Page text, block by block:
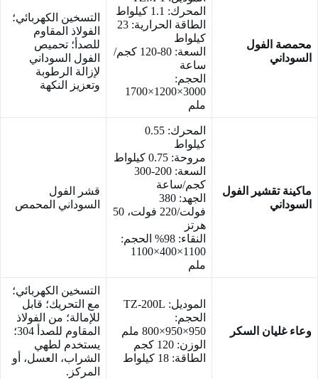
محمصة الفول
السوداني
المحرك: 1.1 كيلواط
الطاقة الحرارية: 23
كيلواط
السعة: 80-120 كجم/
ساعة
الحجم:
3000×1200×1700
ملم
التسخين الكهربائي؛
الفولاذ المقاوم
للصدأ؛ تحميص
الفول السوداني
لإزالة الرطوبة
وتعزيز النكهة
ماكينة تقشير الفول
السوداني
المحرك: 0.55
كيلواط
مروحة: 0.75 كيلواط
السعة: 200-300
كجم/ساعة
الجهد: 380
فولت/220 فولت، 50
هرتز
النقاء: 98% الحجم:
1100×400×1100
ملم
قشر الفول
السوداني المحمص
وعاء غليان السكر
الموديل: TZ-200L
الحجم:
950×950×800 ملم
الوزن: 120 كجم
الطاقة: 18 كيلواط
التسخين الكهربائي؛
مع التحريك؛ قابل
للإمالة؛ من الفولاذ
المقاوم للصدأ 304؛
يستخدم لطهي
الشراب، العسل، أو
المركز.